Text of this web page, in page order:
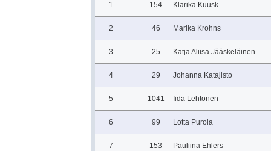
1 154 Klarika Kuusk
2 46 Marika Krohns
3 25 Katja Aliisa Jääskeläinen
4 29 Johanna Katajisto
5 1041 Iida Lehtonen
6 99 Lotta Purola
7 153 Pauliina Ehlers